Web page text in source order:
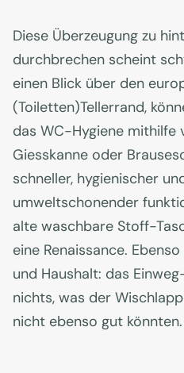
Diese Überzeugung zu
durchbrechen scheint
einen Blick über den
(Toiletten)Tellerrand,
das WC-Hygiene mithilfe
Giesskanne oder
schneller, hygienischer
umweltschonender
alte waschbare Stoff-
eine Renaissance.
und Haushalt: das
nichts, was der
nicht ebenso gut könnten.